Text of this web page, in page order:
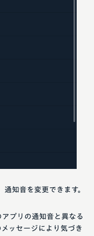
通知音を変更できます。
プリの通知音と異なる
ッセージにより気づき